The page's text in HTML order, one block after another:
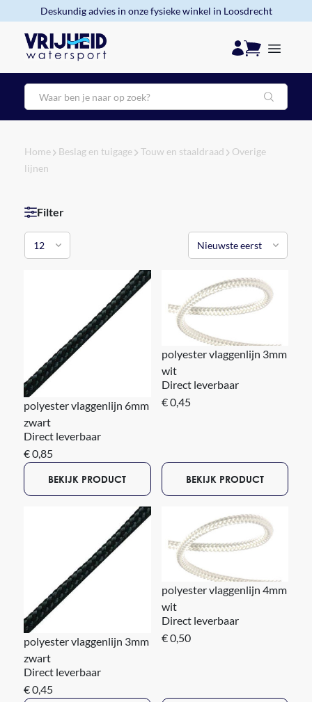
Deskundig advies in onze fysieke winkel in Loosdrecht
Zoeken
Home Beslag en tuigage Touw en staaldraad
Overige
lijnen
Filter
polyester vlaggenlijn 6mm
zwart
Direct leverbaar
€ 0,85
BEKIJK PRODUCT
polyester vlaggenlijn 3mm
wit
Direct leverbaar
€ 0,45
BEKIJK PRODUCT
polyester vlaggenlijn 3mm
zwart
Direct leverbaar
€ 0,45
polyester vlaggenlijn 4mm
wit
Direct leverbaar
€ 0,50